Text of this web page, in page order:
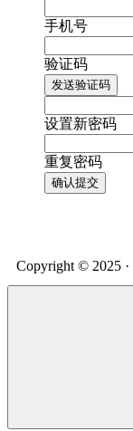
手机号
验证码
发送验证码
设置新密码
重复密码
确认提交
Copyright © 2025 ·